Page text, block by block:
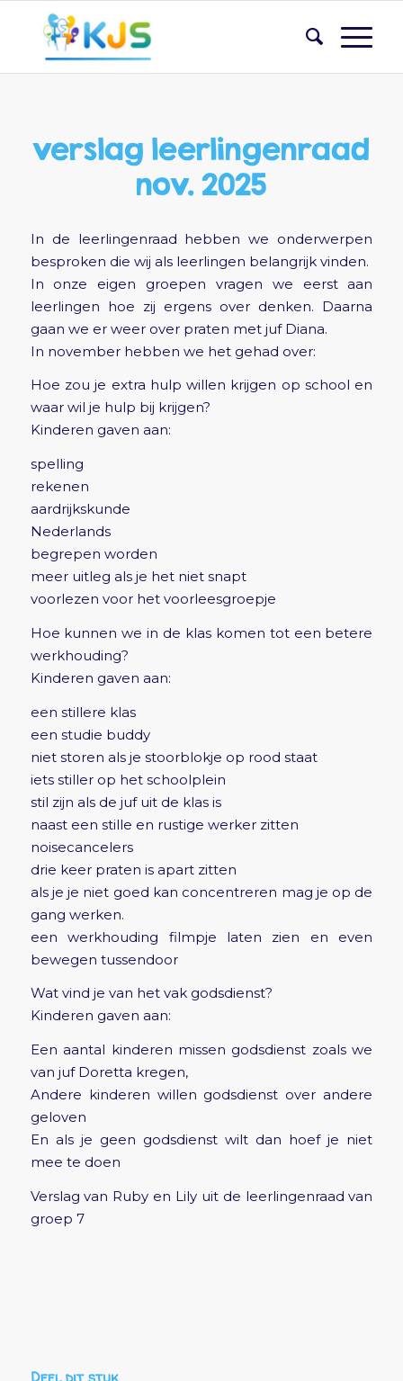
verslag leerlingenraad
nov. 2025
In de leerlingenraad hebben we onderwerpen
besproken die wij als leerlingen belangrijk vinden.
In onze eigen groepen vragen we eerst aan
leerlingen hoe zij ergens over denken. Daarna
gaan we er weer over praten met juf Diana.
In november hebben we het gehad over:
Hoe zou je extra hulp willen krijgen op school en
waar wil je hulp bij krijgen?
Kinderen gaven aan:
spelling
rekenen
aardrijkskunde
Nederlands
begrepen worden
meer uitleg als je het niet snapt
voorlezen voor het voorleesgroepje
Hoe kunnen we in de klas komen tot een betere
werkhouding?
Kinderen gaven aan:
een stillere klas
een studie buddy
niet storen als je stoorblokje op rood staat
iets stiller op het schoolplein
stil zijn als de juf uit de klas is
naast een stille en rustige werker zitten
noisecancelers
drie keer praten is apart zitten
als je je niet goed kan concentreren mag je op de
gang werken.
een werkhouding filmpje laten zien en even
bewegen tussendoor
Wat vind je van het vak godsdienst?
Kinderen gaven aan:
Een aantal kinderen missen godsdienst zoals we
van juf Doretta kregen,
Andere kinderen willen godsdienst over andere
geloven
En als je geen godsdienst wilt dan hoef je niet
mee te doen
Verslag van Ruby en Lily uit de leerlingenraad van
groep 7